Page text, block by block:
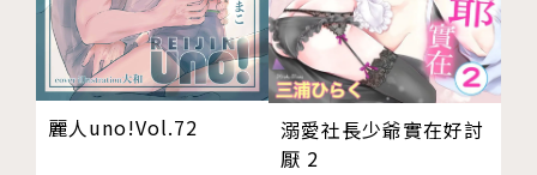
麗人uno!Vol.72
溺愛社長少爺實在好討
厭 2